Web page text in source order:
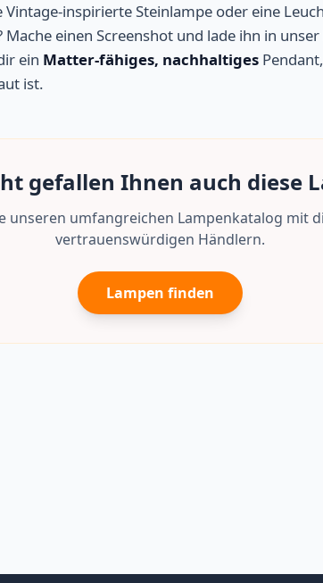
Vintage-inspirierte Steinlampe oder eine
einen Screenshot und lade ihn in unser
ein Matter-fähiges, nachhaltiges
ist.
gefallen Ihnen auch diese
unseren umfangreichen Lampenkatalog mit
vertrauenswürdigen Händlern.
Lampen finden